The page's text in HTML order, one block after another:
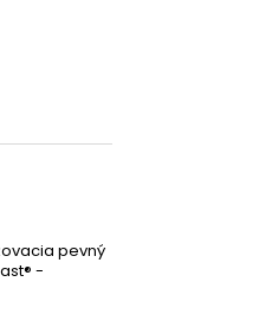
pevný
-